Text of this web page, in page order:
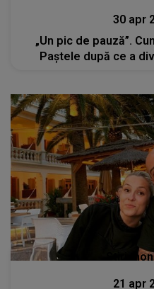
30 apr
„Un pic de pauză”.
Paștele după ce a
Stiri
21 apr